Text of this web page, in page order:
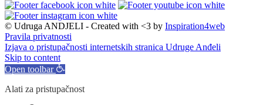
© Udruga ANDJELI - Created with <3 by Inspiration4web
Pravila privatnosti
Izjava o pristupačnosti internetskih stranica Udruge Anđeli
Skip to content
Open toolbar
Alati za pristupačnost